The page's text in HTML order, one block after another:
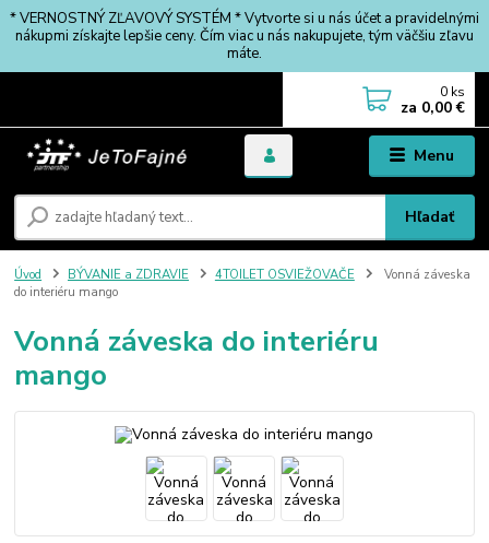
* VERNOSTNÝ ZĽAVOVÝ SYSTÉM * Vytvorte si u nás účet a pravidelnými
nákupmi získajte lepšie ceny. Čím viac u nás nakupujete, tým väčšiu zľavu
máte.
Menu
Hľadať
0 ks
za 0,00 €
Úvod BÝVANIE a ZDRAVIE 4TOILET OSVIEŽOVAČE
Vonná záveska
do interiéru mango
Vonná záveska do interiéru
mango